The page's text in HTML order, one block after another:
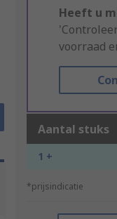
Heeft u
voorraad
Aantal stuks
1 +
*prijsindicatie